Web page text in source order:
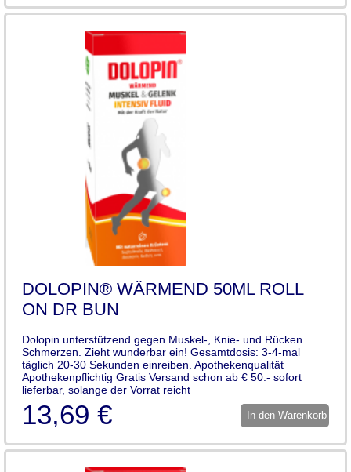
DOLOPIN® WÄRMEND 50ML ROLL
ON DR BUN
Dolopin unterstützend gegen Muskel-, Knie- und Rücken
Schmerzen. Zieht wunderbar ein! Gesamtdosis: 3-4-mal
täglich 20-30 Sekunden einreiben. Apothekenqualität
Apothekenpflichtig Gratis Versand schon ab € 50.- sofort
lieferbar, solange der Vorrat reicht
13,69 € In den Warenkorb